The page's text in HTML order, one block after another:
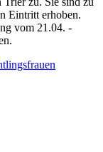
Eintritt erhoben.
vom 21.04. -